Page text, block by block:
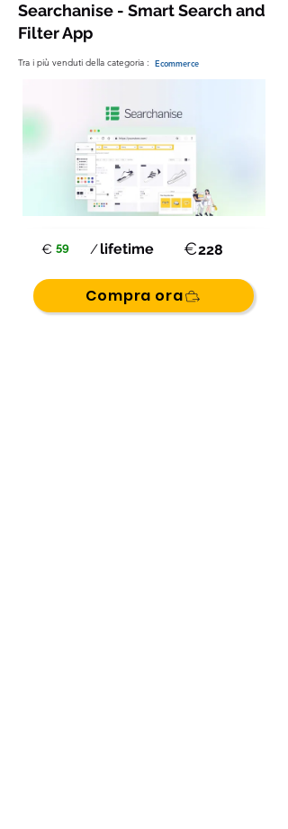
Searchanise - Smart Search and
Filter App
Tra i più venduti della categoria : Ecommerce
€ 59 /lifetime €228
Compra ora